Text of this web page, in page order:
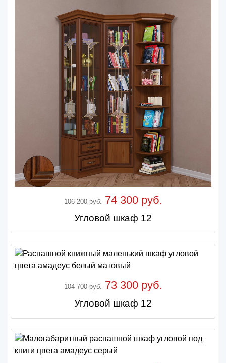
106 200 руб.74 300 руб.
Угловой шкаф 12
104 700 руб.73 300 руб.
Угловой шкаф 12